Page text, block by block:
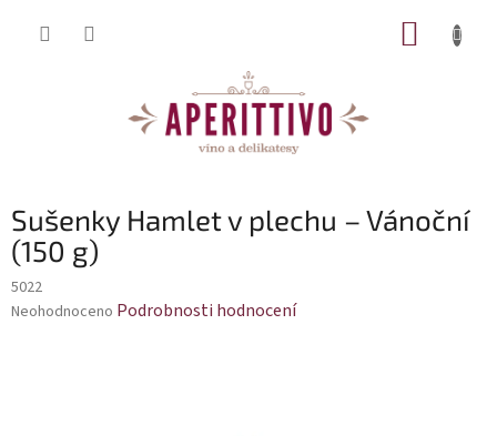
Sušenky Hamlet v plechu – Vánoční
(150 g)
5022
Průměrné hodnocení produktu je 0,0 z 5 hvězdiček.
Neohodnoceno Podrobnosti hodnocení